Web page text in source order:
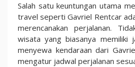
Salah satu keuntungan utama
travel seperti Gavriel Rentcar
merencanakan perjalanan.
wisata yang biasanya memiliki
menyewa kendaraan dari
mengatur jadwal perjalanan